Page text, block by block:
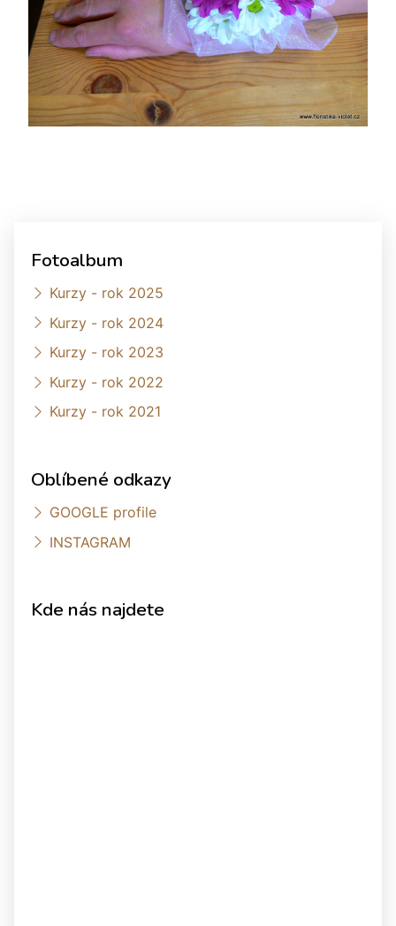
Fotoalbum
Kurzy - rok 2025
Kurzy - rok 2024
Kurzy - rok 2023
Kurzy - rok 2022
Kurzy - rok 2021
Oblíbené odkazy
GOOGLE profile
INSTAGRAM
Kde nás najdete